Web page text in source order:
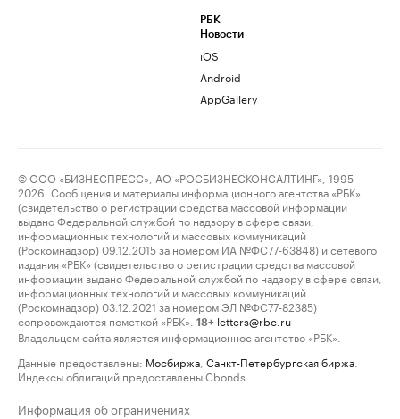
РБК
Новости
iOS
Android
AppGallery
© ООО «БИЗНЕСПРЕСС», АО «РОСБИЗНЕСКОНСАЛТИНГ», 1995–
2026. Сообщения и материалы информационного агентства «РБК»
(свидетельство о регистрации средства массовой информации
выдано Федеральной службой по надзору в сфере связи,
информационных технологий и массовых коммуникаций
(Роскомнадзор) 09.12.2015 за номером ИА №ФС77-63848) и сетевого
издания «РБК» (свидетельство о регистрации средства массовой
информации выдано Федеральной службой по надзору в сфере связи,
информационных технологий и массовых коммуникаций
(Роскомнадзор) 03.12.2021 за номером ЭЛ №ФС77-82385)
сопровождаются пометкой «РБК».
18+ letters@rbc.ru
Владельцем сайта является информационное агентство «РБК».
Данные предоставлены: Мосбиржа Санкт-Петербургская биржа
Индексы облигаций предоставлены Cbonds.
Информация об ограничениях